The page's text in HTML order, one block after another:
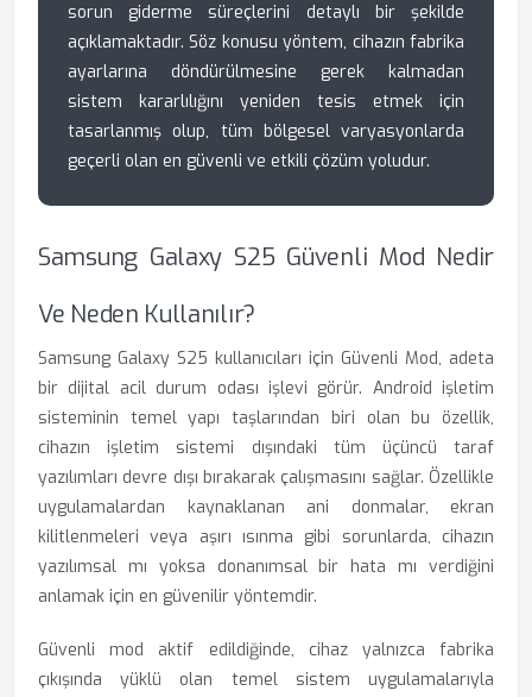
sorun giderme süreçlerini detaylı bir şekilde
açıklamaktadır. Söz konusu yöntem, cihazın fabrika
ayarlarına döndürülmesine gerek kalmadan
sistem kararlılığını yeniden tesis etmek için
tasarlanmış olup, tüm bölgesel varyasyonlarda
geçerli olan en güvenli ve etkili çözüm yoludur.
Samsung Galaxy S25 Güvenli Mod Nedir
Ve Neden Kullanılır?
Samsung Galaxy S25 kullanıcıları için Güvenli Mod, adeta
bir dijital acil durum odası işlevi görür. Android işletim
sisteminin temel yapı taşlarından biri olan bu özellik,
cihazın işletim sistemi dışındaki tüm üçüncü taraf
yazılımları devre dışı bırakarak çalışmasını sağlar. Özellikle
uygulamalardan kaynaklanan ani donmalar, ekran
kilitlenmeleri veya aşırı ısınma gibi sorunlarda, cihazın
yazılımsal mı yoksa donanımsal bir hata mı verdiğini
anlamak için en güvenilir yöntemdir.
Güvenli mod aktif edildiğinde, cihaz yalnızca fabrika
çıkışında yüklü olan temel sistem uygulamalarıyla